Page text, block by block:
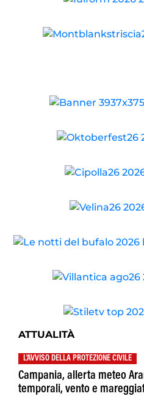
ATTUALITÀ
L'AVVISO DELLA PROTEZIONE CIVILE
Campania, allerta meteo
temporali, vento e